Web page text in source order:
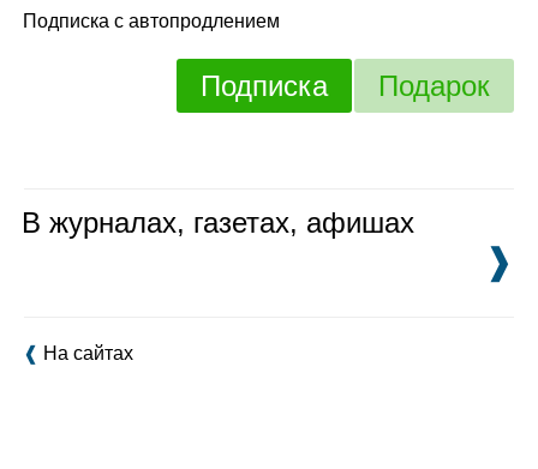
Подписка с автопродлением
Подписка Подарок
❰ На сайтах
В журналах, газетах, афишах
❱